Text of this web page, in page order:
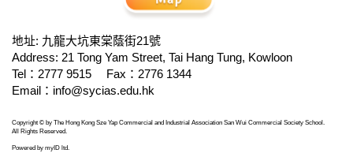
地址: 九龍大坑東棠蔭街21號
Address: 21 Tong Yam Street, Tai Hang Tung, Kowloon
Tel：2777 9515
Fax：2776 1344
Email： info@sycias.edu.hk
Copyright © by The Hong Kong Sze Yap Commercial and Industrial Association San Wui Commercial Society School.
All Rights Reserved.
Powered by myID ltd